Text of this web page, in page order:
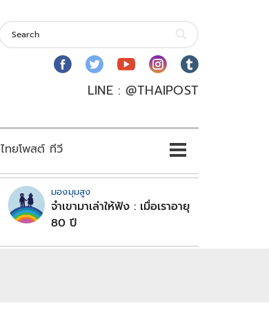
LINE : @THAIPOST
ไทยโพสต์ ทีวี
มองมุมสูง
จำเขามาเล่าให้ฟัง : เมื่อเราอายุ
80 ปี